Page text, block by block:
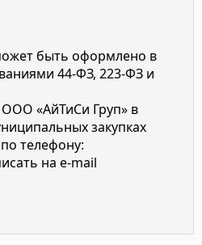
быть оформлено в
44-ФЗ, 223-ФЗ и
«АйТиСи Груп» в
закупках
телефону:
на e-mail